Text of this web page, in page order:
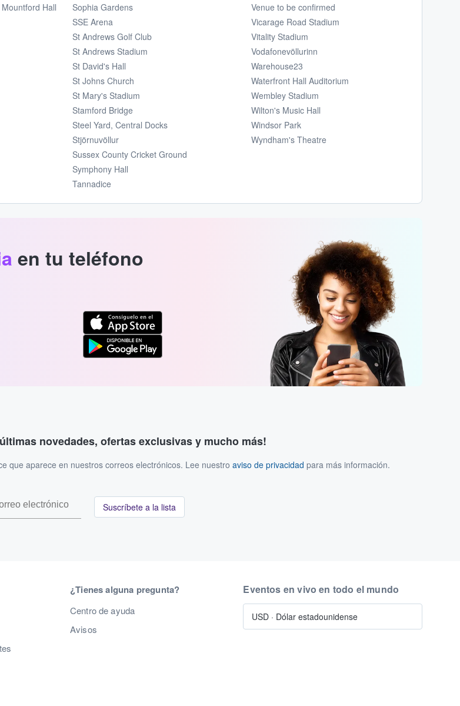
Hall
Sophia Gardens
SSE Arena
St Andrews Golf Club
St Andrews Stadium
St David's Hall
St Johns Church
St Mary's Stadium
Stamford Bridge
Steel Yard, Central Docks
Stjörnuvöllur
Sussex County Cricket Ground
Symphony Hall
Tannadice
Venue to be confirmed
Vicarage Road Stadium
Vitality Stadium
Vodafonevöllurinn
Warehouse23
Waterfront Hall Auditorium
Wembley Stadium
Wilton's Music Hall
Windsor Park
Wyndham's Theatre
en tu teléfono
novedades, ofertas exclusivas y mucho más!
que aparece en nuestros correos electrónicos. Lee nuestro aviso de privacidad para más información.
Suscríbete a la lista
¿Tienes alguna pregunta?
Centro de ayuda
Avisos
Eventos en vivo en todo el mundo
USD · Dólar estadounidense